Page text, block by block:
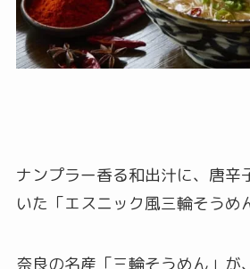
ナンプラー香る和出汁に、唐辛
いた「エスニック風三輪そうめ
奈良の名産「三輪そうめん」が